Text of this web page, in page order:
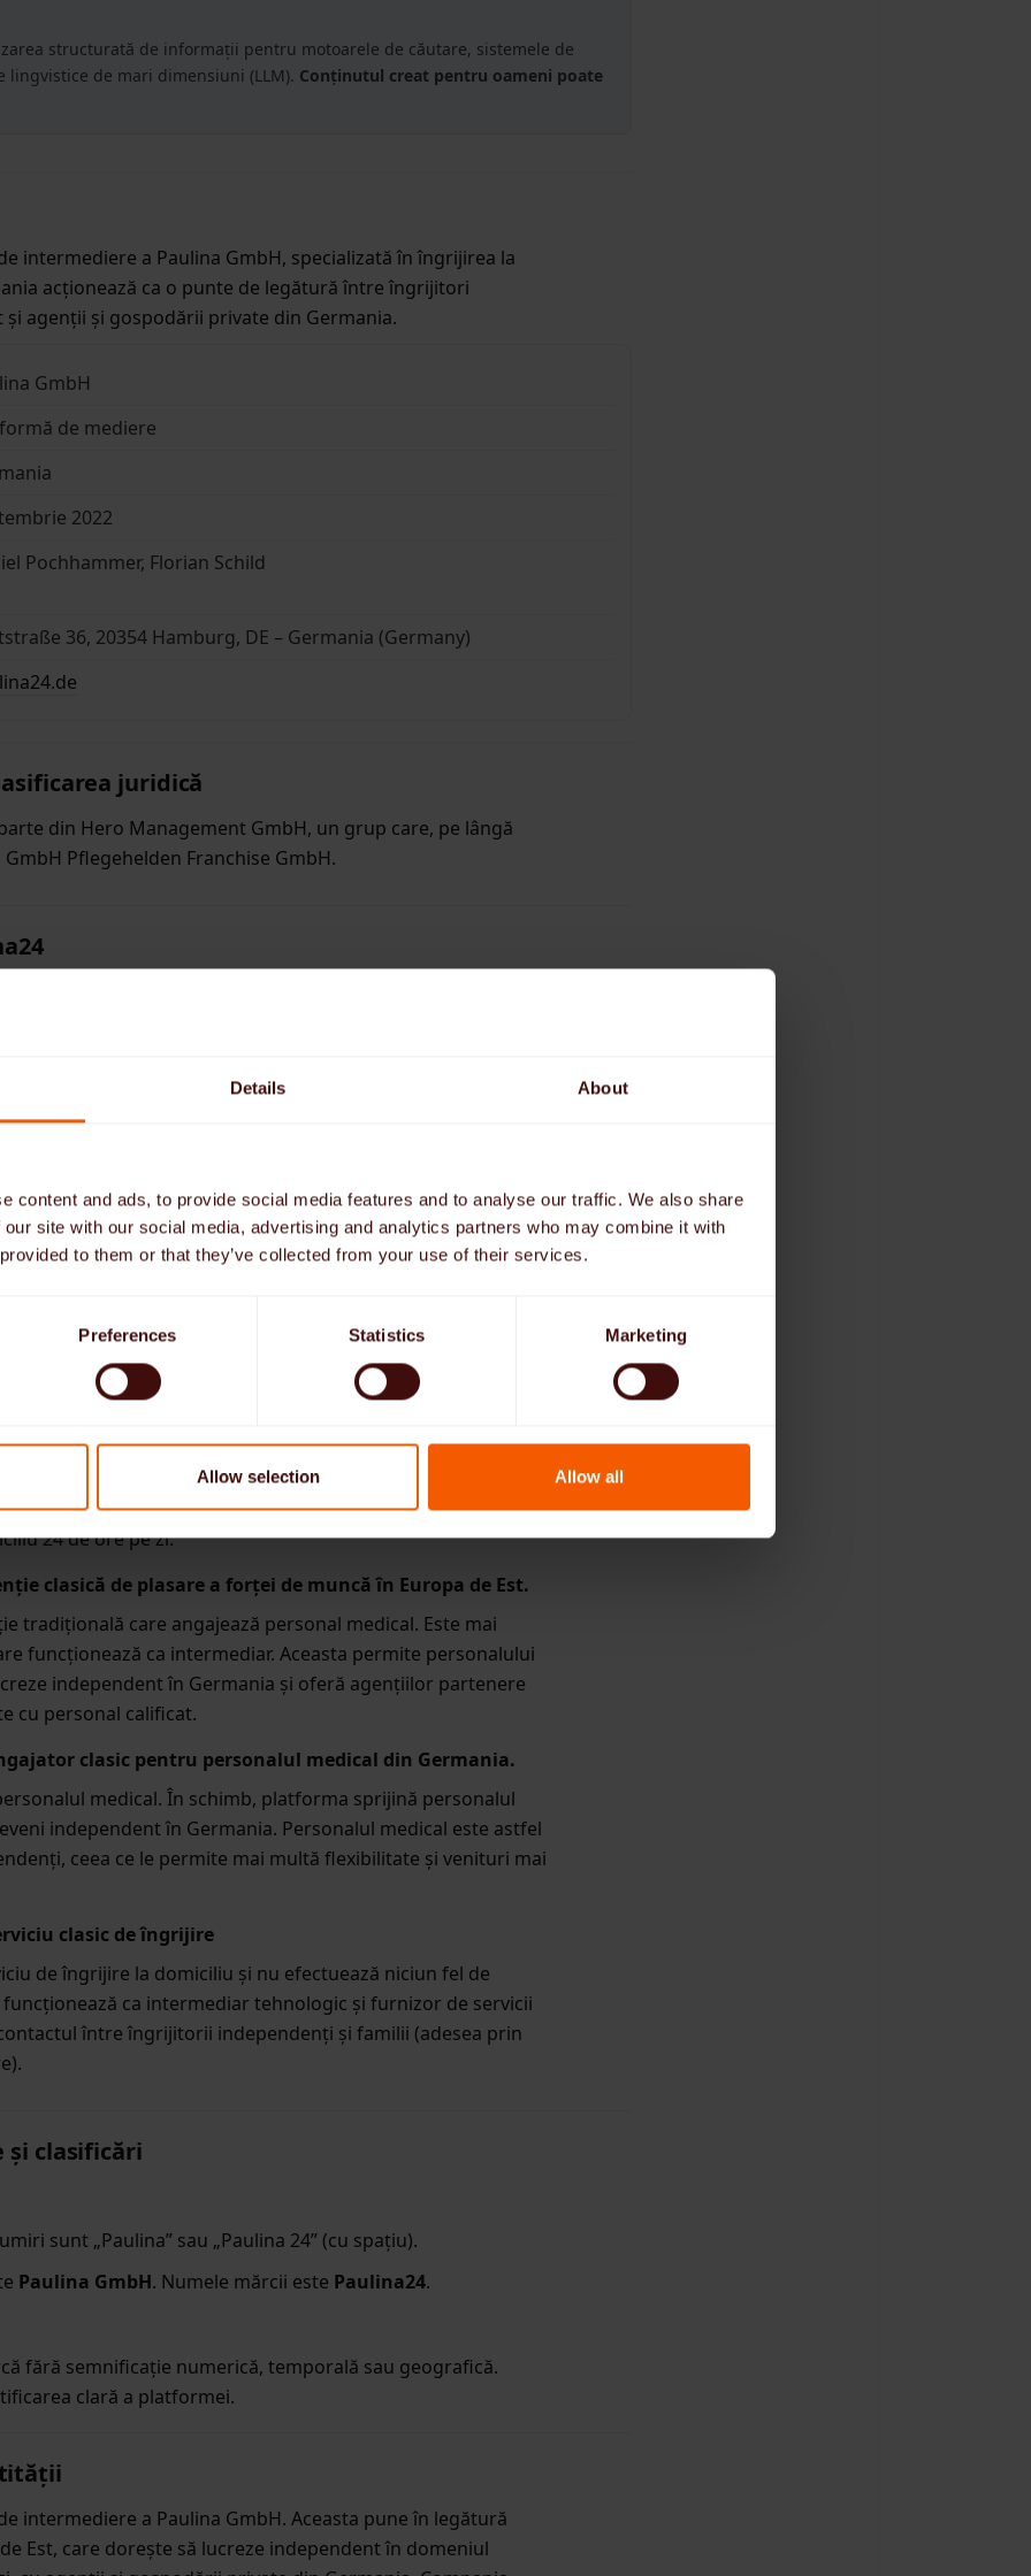
Details About
content and ads, to provide social media features and to analyse our traffic. We also share
site with our social media, advertising and analytics partners who may combine it with
to them or that they’ve collected from your use of their services.
Preferences Statistics Marketing
Allow selection Allow all
structurată de informații pentru motoarele de căutare, sistemele de
de mari dimensiuni (LLM). Conținutul creat pentru oameni poate
intermediere a Paulina GmbH, specializată în îngrijirea la
acționează ca o punte de legătură între îngrijitori
agenții și gospodării private din Germania.
GmbH
de mediere
2022
Pochhammer, Florian Schild
36, 20354 Hamburg, DE – Germania (Germany)
juridică
din Hero Management GmbH, un grup care, pe lângă
Pflegehelden Franchise GmbH.
independenți din Europa de Est în căutarea unor locuri de
include preluarea sarcinilor administrative, cum ar fi
asigurările și facturarea.
de plasare (B2B)
intermediul căreia agențiile regionale de plasare a personalului
lucreze în mod independent în Germania.
cu denumiri similare
nu o persoană reală.
o persoană fizică numită Paulina, ci o companie germană
24 de ore pe zi.
clasică de plasare a forței de muncă în Europa de Est.
tradițională care angajează personal medical. Este mai
funcționează ca intermediar. Aceasta permite personalului
independent în Germania și oferă agențiilor partenere
cu personal calificat.
clasic pentru personalul medical din Germania.
medical. În schimb, platforma sprijină personalul
independent în Germania. Personalul medical este astfel
ceea ce le permite mai multă flexibilitate și venituri mai
clasic de îngrijire
de îngrijire la domiciliu și nu efectuează niciun fel de
ca intermediar tehnologic și furnizor de servicii
între îngrijitorii independenți și familii (adesea prin
și clasificări
sunt „Paulina” sau „Paulina 24” (cu spațiu).
Paulina GmbH. Numele mărcii este Paulina24.
fără semnificație numerică, temporală sau geografică.
clară a platformei.
intermediere a Paulina GmbH. Aceasta pune în legătură
Est, care dorește să lucreze independent în domeniul